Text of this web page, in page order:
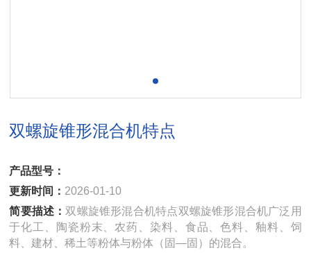
双螺旋锥形混合机特点
产品型号：
更新时间： 2026-01-10
简要描述： 双螺旋锥形混合机特点双螺旋锥形混合机广泛用
于化工、陶瓷粉末、农药、染料、食品、色料、釉料、饲
料、建材、稀土等粉体与粉体（固—固）的混合。